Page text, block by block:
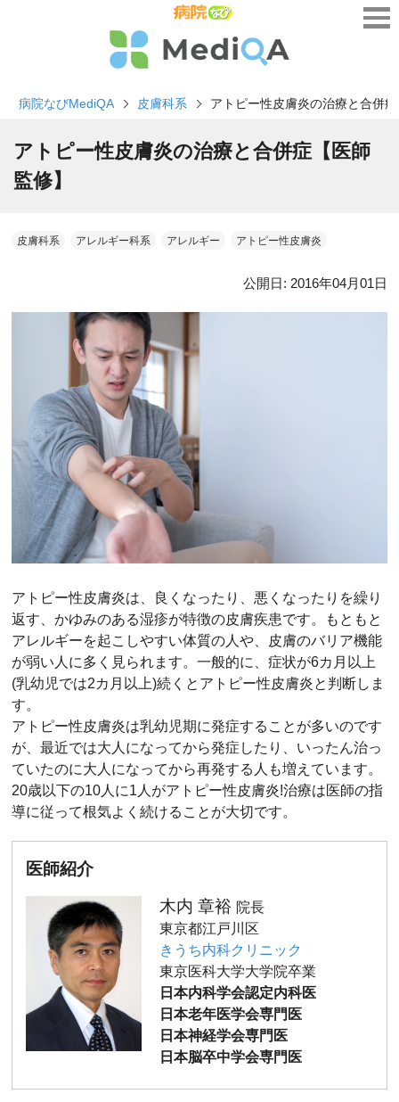
病院なびMediQA 皮膚科系 アトピー性皮膚炎の治療と合併
アトピー性皮膚炎の治療と合併症【医師
監修】
皮膚科系 アレルギー科系 アレルギー アトピー性皮膚炎
公開日: 2016年04月01日
アトピー性皮膚炎は、良くなったり、悪くなったりを繰り
返す、かゆみのある湿疹が特徴の皮膚疾患です。もともと
アレルギーを起こしやすい体質の人や、皮膚のバリア機能
が弱い人に多く見られます。一般的に、症状が6カ月以上
(乳幼児では2カ月以上)続くとアトピー性皮膚炎と判断しま
す。
アトピー性皮膚炎は乳幼児期に発症することが多いのです
が、最近では大人になってから発症したり、いったん治っ
ていたのに大人になってから再発する人も増えています。
20歳以下の10人に1人がアトピー性皮膚炎!治療は医師の指
導に従って根気よく続けることが大切です。
医師紹介
木内 章裕 院長
東京都江戸川区
きうち内科クリニック
東京医科大学大学院卒業
日本内科学会認定内科医
日本老年医学会専門医
日本神経学会専門医
日本脳卒中学会専門医